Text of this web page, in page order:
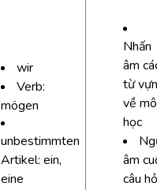
wir
Verb:
mögen
unbestimmten
Artikel: ein,
eine
Nhấn
âm
từ
về
học
âm
câu